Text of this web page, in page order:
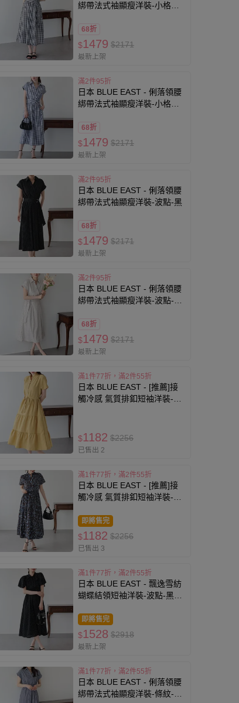
綁帶法式袖顯瘦洋裝-小格子-
68折
$1479 $2171
最新上架
滿2件95折
日本 BLUE EAST - 俐落領腰
綁帶法式袖顯瘦洋裝-小格子-
68折
$1479 $2171
最新上架
滿2件95折
日本 BLUE EAST - 俐落領腰
綁帶法式袖顯瘦洋裝-波點-黑
68折
$1479 $2171
最新上架
滿2件95折
日本 BLUE EAST - 俐落領腰
綁帶法式袖顯瘦洋裝-波點-灰
68折
$1479 $2171
最新上架
滿1件77折，滿2件55折
日本 BLUE EAST - [推薦]接
觸冷感 氣質排釦短袖洋裝-素
$1182 $2256
已售出 2
滿1件77折，滿2件55折
日本 BLUE EAST - [推薦]接
觸冷感 氣質排釦短袖洋裝-藝
即將售完
$1182 $2256
已售出 3
滿1件77折，滿2件55折
日本 BLUE EAST - 飄逸雪紡
蝴蝶結領短袖洋裝-波點-黑
即將售完
$1528 $2918
最新上架
滿1件77折，滿2件55折
日本 BLUE EAST - 俐落領腰
綁帶法式袖顯瘦洋裝-條紋-海